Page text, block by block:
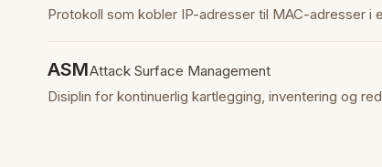
Protokoll som kobler IP-adresser til MAC-adresser i
ASMAttack Surface Management
Disiplin for kontinuerlig kartlegging, inventering og